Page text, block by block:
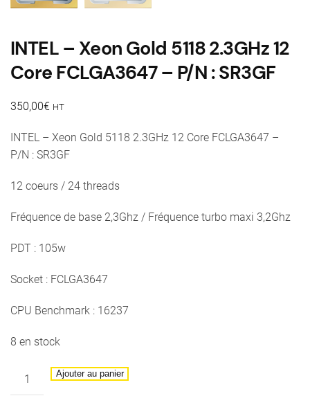
INTEL – Xeon Gold 5118 2.3GHz 12
Core FCLGA3647 – P/N : SR3GF
350,00€ HT
INTEL – Xeon Gold 5118 2.3GHz 12 Core FCLGA3647 –
P/N : SR3GF
12 coeurs / 24 threads
Fréquence de base 2,3Ghz / Fréquence turbo maxi 3,2Ghz
PDT : 105w
Socket : FCLGA3647
CPU Benchmark : 16237
8 en stock
quantité
Ajouter au panier